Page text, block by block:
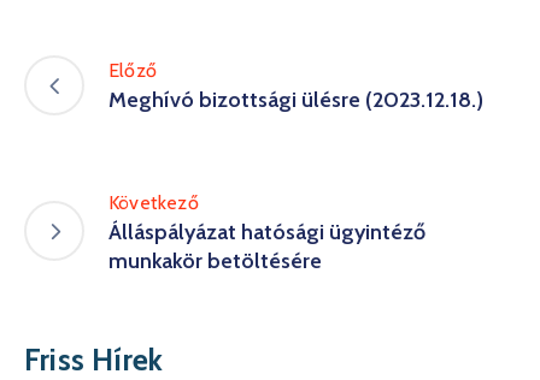
Előző
Meghívó bizottsági ülésre (2023.12.18.)
Következő
Álláspályázat hatósági ügyintéző
munkakör betöltésére
Friss Hírek